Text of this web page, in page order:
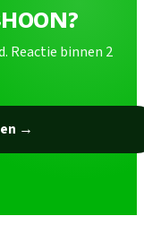
Reactie binnen 2
→